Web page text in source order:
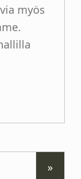
myös
»